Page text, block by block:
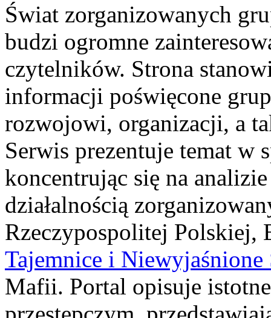
Świat zorganizowanych
budzi ogromne
czytelników. Strona
informacji poświęcone
rozwojowi, organizacji, a
Serwis prezentuje temat w
koncentrując się na
działalnością
Rzeczypospolitej Polskiej,
Tajemnice i Niewyjaśnione
Mafii. Portal opisuje